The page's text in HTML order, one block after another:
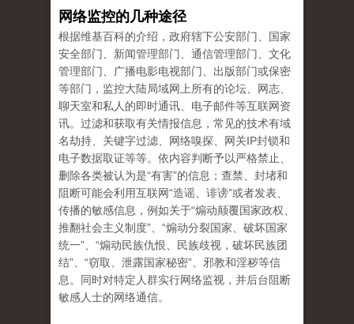
网络监控的几种途径
根据维基百科的介绍，政府辖下公安部门、国家
安全部门、新闻管理部门、通信管理部门、文化
管理部门、广播电影电视部门、出版部门或保密
等部门，监控大陆局域网上所有的论坛、网志、
聊天室和私人的即时通讯、电子邮件等互联网资
讯。过滤和获取有关情报信息，常见的技术有域
名劫持、关键字过滤、网络嗅探、网关IP封锁和
电子数据取证等等。依内容判断予以严格禁止、
删除各类被认为是“有害”的信息；查禁、封堵和
阻断可能会利用互联网“造谣、诽谤”或者发表、
传播的敏感信息，例如关于“煽动颠覆国家政权、
推翻社会主义制度”、“煽动分裂国家、破坏国家
统一”、“煽动民族仇恨、民族歧视，破坏民族团
结”、“窃取、泄露国家秘密”、邪教和淫秽等信
息。同时对特定人群实行网络监视，并后台阻断
敏感人士的网络通信。